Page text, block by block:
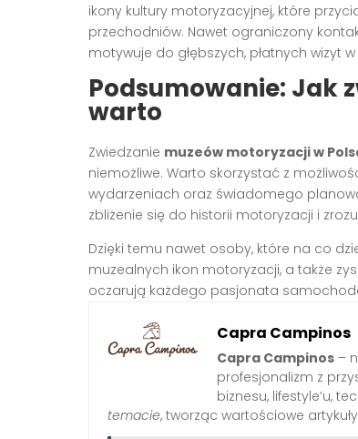
ikony kultury motoryzacyjnej, które
przechodniów. Nawet ograniczony
motywuje do głębszych, płatnych wizyt w
Podsumowanie: Jak
warto
Zwiedzanie muzeów motoryzacji w
niemożliwe. Warto skorzystać z
wydarzeniach oraz świadomego
zbliżenie się do historii motoryzacji i
Dzięki temu nawet osoby, które na co
muzealnych ikon motoryzacji, a także
oczarują każdego pasjonata
Capra Campinos
Capra Campinos –
profesjonalizm z
biznesu, lifestyle’u,
temacie, tworząc wartościowe